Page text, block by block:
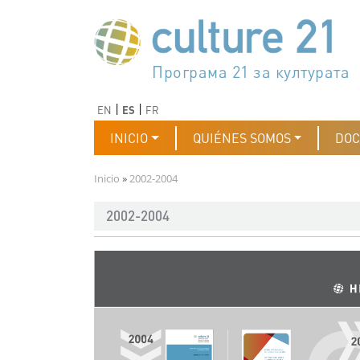
جدول أعمال القرن 21 للثقافة
Програма 21 за културата
Agenda 21 de la cultura
Agjenda 21 për kulturë
Agenda 21 van cultuur
Agenda 21 for culture
Kulturaren Agenda 21
Agenda 21 de la culture
Axenda 21 da cultura
Agenda 21 für Kultur
Agenda 21 della cultura
文化のためのアジェンダ21
دستورکار 21 برای فرهنگ
Agenda 21 dla kultury
Agenda 21 da cultura
Повестка дня 21 для
Agenda 21 za kulturu
Agenda 21 de la cultura
Agenda 21 för kulturen
Kültür için Gündem 21
Порядок денний 21 для
EN ES FR
Navegación principal
INICIO QUIÉNES SOMOS
Ruta de navegación
Inicio 2002-2004
2002-2004